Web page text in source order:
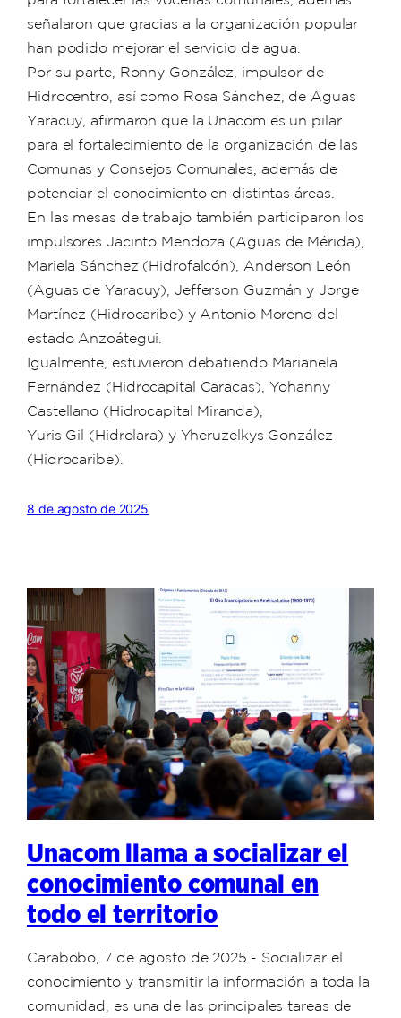
señalaron que gracias a la organización popular
han podido mejorar el servicio de agua.
Por su parte, Ronny González, impulsor de
Hidrocentro, así como Rosa Sánchez, de Aguas
Yaracuy, afirmaron que la Unacom es un pilar
para el fortalecimiento de la organización de las
Comunas y Consejos Comunales, además de
potenciar el conocimiento en distintas áreas.
En las mesas de trabajo también participaron los
impulsores Jacinto Mendoza (Aguas de Mérida),
Mariela Sánchez (Hidrofalcón), Anderson León
(Aguas de Yaracuy), Jefferson Guzmán y Jorge
Martínez (Hidrocaribe) y Antonio Moreno del
estado Anzoátegui.
Igualmente, estuvieron debatiendo Marianela
Fernández (Hidrocapital Caracas), Yohanny
Castellano (Hidrocapital Miranda),
Yuris Gil (Hidrolara) y Yheruzelkys González
(Hidrocaribe).
8 de agosto de 2025
Unacom llama a socializar el
conocimiento comunal en
todo el territorio
Carabobo, 7 de agosto de 2025.- Socializar el
conocimiento y transmitir la información a toda la
comunidad, es una de las principales tareas de